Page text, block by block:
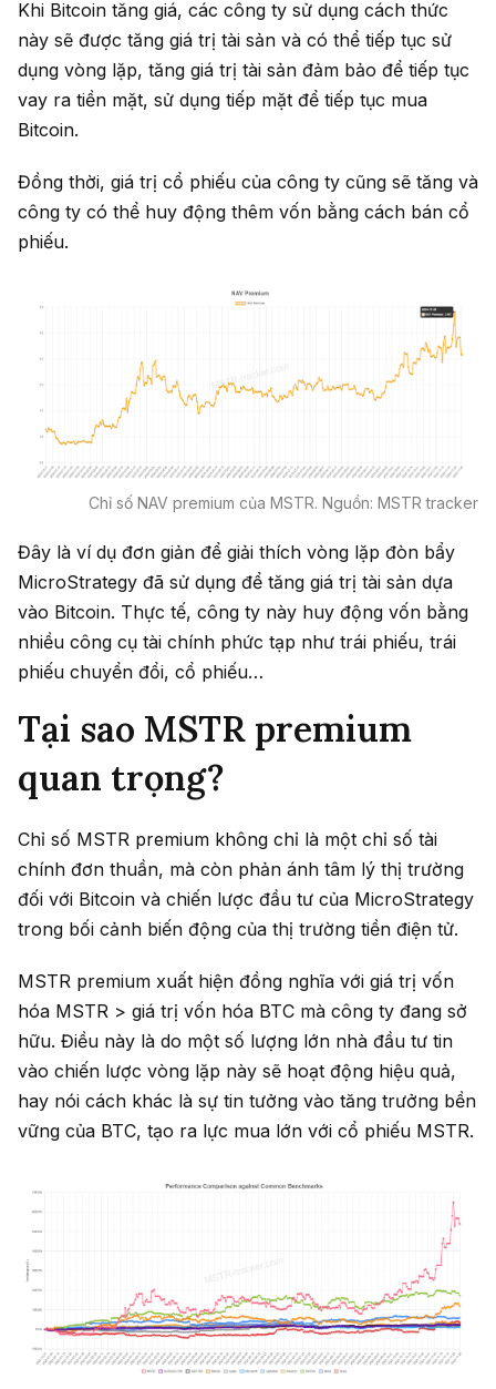
Khi Bitcoin tăng giá, các công ty sử dụng cách thức
này sẽ được tăng giá trị tài sản và có thể tiếp tục sử
dụng vòng lặp, tăng giá trị tài sản đảm bảo để tiếp tục
vay ra tiền mặt, sử dụng tiếp mặt để tiếp tục mua
Bitcoin.
Đồng thời, giá trị cổ phiếu của công ty cũng sẽ tăng và
công ty có thể huy động thêm vốn bằng cách bán cổ
phiếu.
Chỉ số NAV premium của MSTR. Nguồn: MSTR tracker
Đây là ví dụ đơn giản để giải thích vòng lặp đòn bẩy
MicroStrategy đã sử dụng để tăng giá trị tài sản dựa
vào Bitcoin. Thực tế, công ty này huy động vốn bằng
nhiều công cụ tài chính phức tạp như trái phiếu, trái
phiếu chuyển đổi, cổ phiếu…
Tại sao MSTR premium
quan trọng?
Chỉ số MSTR premium không chỉ là một chỉ số tài
chính đơn thuần, mà còn phản ánh tâm lý thị trường
đối với Bitcoin và chiến lược đầu tư của MicroStrategy
trong bối cảnh biến động của thị trường tiền điện tử.
MSTR premium xuất hiện đồng nghĩa với giá trị vốn
hóa MSTR > giá trị vốn hóa BTC mà công ty đang sở
hữu. Điều này là do một số lượng lớn nhà đầu tư tin
vào chiến lược vòng lặp này sẽ hoạt động hiệu quả,
hay nói cách khác là sự tin tưởng vào tăng trưởng bền
vững của BTC, tạo ra lực mua lớn với cổ phiếu MSTR.